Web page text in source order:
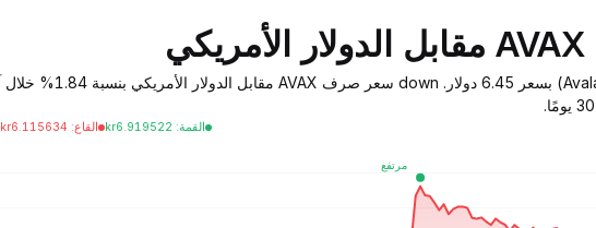
القمة:
kr6.919522 القاع:
kr6.115634